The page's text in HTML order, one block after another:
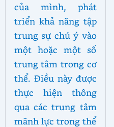
của mình, phát
triển khả năng tập
trung sự chú ý vào
một hoặc một số
trung tâm trong cơ
thể. Điều này được
thực hiện thông
qua các trung tâm
mãnh lực trong thể